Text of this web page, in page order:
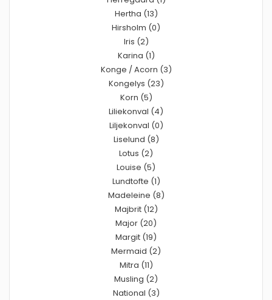
Hertha (13)
Hirsholm (0)
Iris (2)
Karina (1)
Konge / Acorn (3)
Kongelys (23)
Korn (5)
Liliekonval (4)
Liljekonval (0)
Liselund (8)
Lotus (2)
Louise (5)
Lundtofte (1)
Madeleine (8)
Majbrit (12)
Major (20)
Margit (19)
Mermaid (2)
Mitra (11)
Musling (2)
National (3)